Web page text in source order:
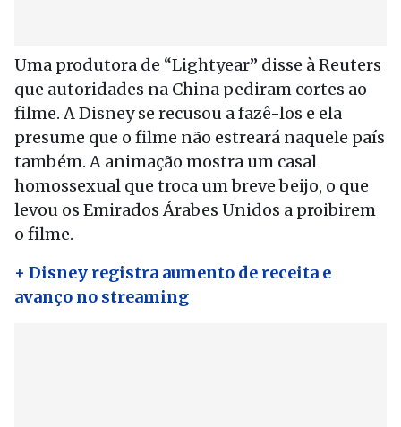
Uma produtora de “Lightyear” disse à Reuters
que autoridades na China pediram cortes ao
filme. A Disney se recusou a fazê-los e ela
presume que o filme não estreará naquele país
também. A animação mostra um casal
homossexual que troca um breve beijo, o que
levou os Emirados Árabes Unidos a proibirem
o filme.
+ Disney registra aumento de receita e
avanço no streaming